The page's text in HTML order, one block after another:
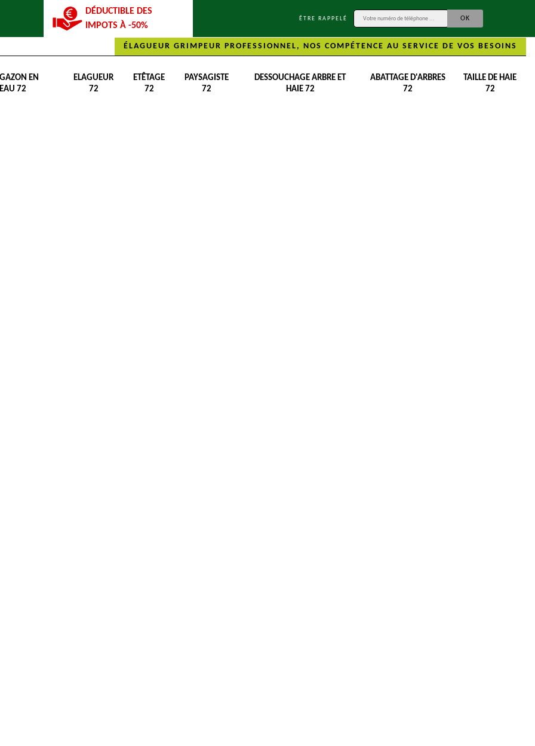
DÉDUCTIBLE DES
IMPOTS À -50%
ÊTRE RAPPELÉ
ÉLAGUEUR GRIMPEUR PROFESSIONNEL, NOS COMPÉTENCE AU SERVICE DE VOS BESOINS
EN
72
ELAGUEUR
72
ETÊTAGE
72
PAYSAGISTE
72
DESSOUCHAGE ARBRE ET
HAIE 72
ABATTAGE D'ARBRES
72
TAILLE DE HAIE
72